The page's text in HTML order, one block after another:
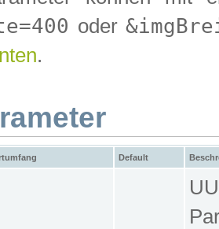
oder
.
Default